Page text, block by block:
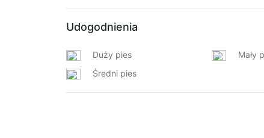
Udogodnienia
Duży pies
Mały
Średni pies